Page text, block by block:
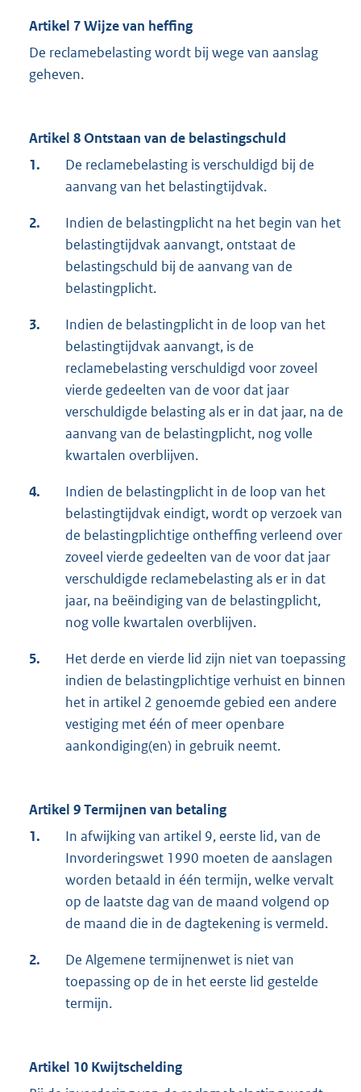
Artikel 7 Wijze van heffing
De reclamebelasting wordt bij wege van aanslag
geheven.
Artikel 8 Ontstaan van de belastingschuld
1.
De reclamebelasting is verschuldigd bij de
aanvang van het belastingtijdvak.
2.
Indien de belastingplicht na het begin van het
belastingtijdvak aanvangt, ontstaat de
belastingschuld bij de aanvang van de
belastingplicht.
3.
Indien de belastingplicht in de loop van het
belastingtijdvak aanvangt, is de
reclamebelasting verschuldigd voor zoveel
vierde gedeelten van de voor dat jaar
verschuldigde belasting als er in dat jaar, na de
aanvang van de belastingplicht, nog volle
kwartalen overblijven.
4.
Indien de belastingplicht in de loop van het
belastingtijdvak eindigt, wordt op verzoek van
de belastingplichtige ontheffing verleend over
zoveel vierde gedeelten van de voor dat jaar
verschuldigde reclamebelasting als er in dat
jaar, na beëindiging van de belastingplicht,
nog volle kwartalen overblijven.
5.
Het derde en vierde lid zijn niet van toepassing
indien de belastingplichtige verhuist en binnen
het in artikel 2 genoemde gebied een andere
vestiging met één of meer openbare
aankondiging(en) in gebruik neemt.
Artikel 9 Termijnen van betaling
1.
In afwijking van artikel 9, eerste lid, van de
Invorderingswet 1990 moeten de aanslagen
worden betaald in één termijn, welke vervalt
op de laatste dag van de maand volgend op
de maand die in de dagtekening is vermeld.
2.
De Algemene termijnenwet is niet van
toepassing op de in het eerste lid gestelde
termijn.
Artikel 10 Kwijtschelding